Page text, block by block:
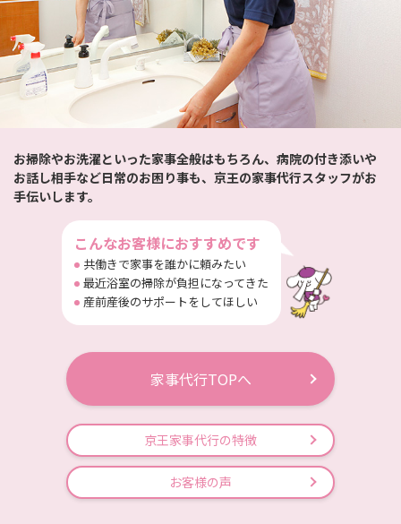
お掃除やお洗濯といった家事全般はもちろん、病院の付き添いや
お話し相手など日常のお困り事も、京王の家事代行スタッフがお
手伝いします。
こんなお客様におすすめです
共働きで家事を誰かに頼みたい
最近浴室の掃除が負担になってきた
産前産後のサポートをしてほしい
家事代行TOPへ
京王家事代行の特徴
お客様の声